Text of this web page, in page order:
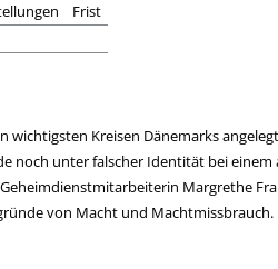
Frist
Kreisen Dänemarks
noch unter falscher Identität bei
Margrethe
von Macht und